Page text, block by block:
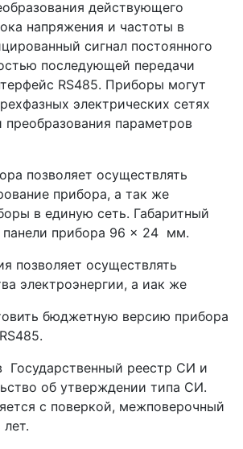
действующего
напряжения и частоты в
сигнал постоянного
последующей передачи
RS485. Приборы могут
электрических сетях
преобразования параметров
позволяет осуществлять
прибора, а так же
в единую сеть. Габаритный
панели прибора 96 × 24 мм.
позволяет осуществлять
электроэнергии, а иак же
бюджетную версию прибора
Государственный реестр СИ и
об утверждении типа СИ.
с поверкой, межповерочный
лет.